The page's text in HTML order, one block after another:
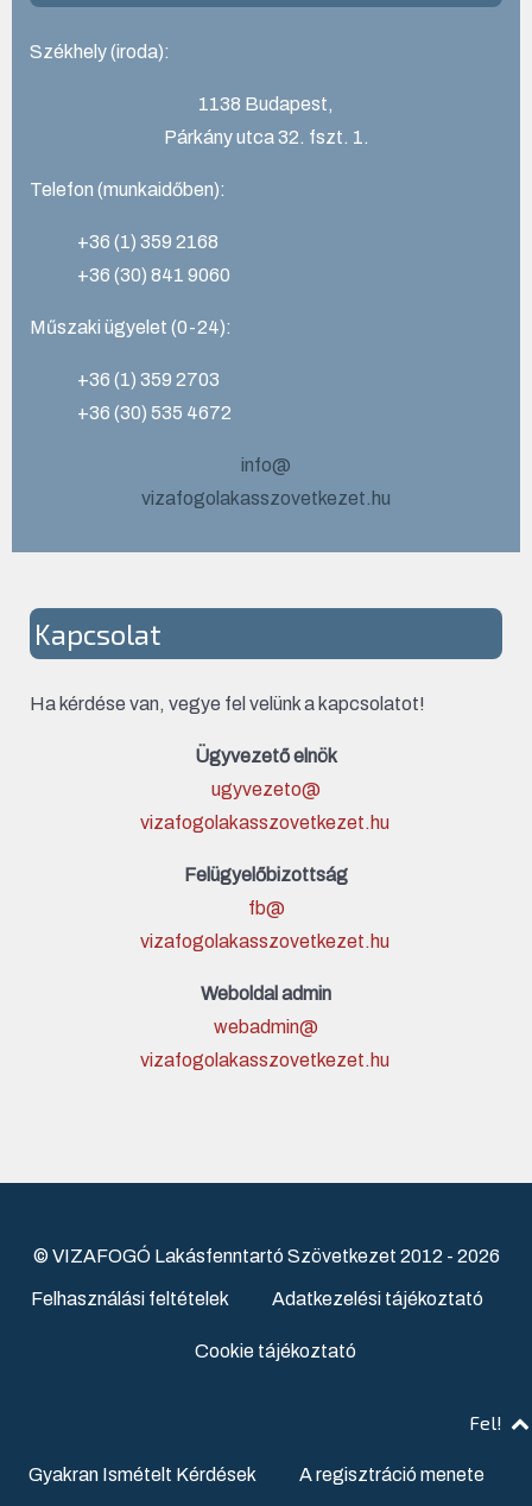
Székhely (iroda):
1138 Budapest,
Párkány utca 32. fszt. 1.
Telefon (munkaidőben):
+36 (1) 359 2168
+36 (30) 841 9060
Műszaki ügyelet (0-24):
+36 (1) 359 2703
+36 (30) 535 4672
info@
vizafogolakasszovetkezet.hu
Kapcsolat
Ha kérdése van, vegye fel velünk a kapcsolatot!
Ügyvezető elnök
ugyvezeto@
vizafogolakasszovetkezet.hu
Felügyelőbizottság
fb@
vizafogolakasszovetkezet.hu
Weboldal admin
webadmin@
vizafogolakasszovetkezet.hu
© VIZAFOGÓ Lakásfenntartó Szövetkezet 2012 - 2026
Felhasználási feltételek Adatkezelési tájékoztató
Cookie tájékoztató
Fel!
Gyakran Ismételt Kérdések A regisztráció menete